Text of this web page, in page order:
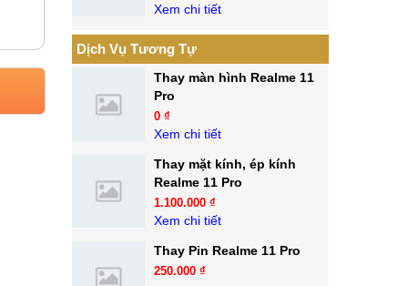
Xem chi tiết
Dịch Vụ Tương Tự
Thay màn hình Realme 11
Pro
0 ₫
Xem chi tiết
Thay mặt kính, ép kính
Realme 11 Pro
1.100.000 ₫
Xem chi tiết
Thay Pin Realme 11 Pro
250.000 ₫